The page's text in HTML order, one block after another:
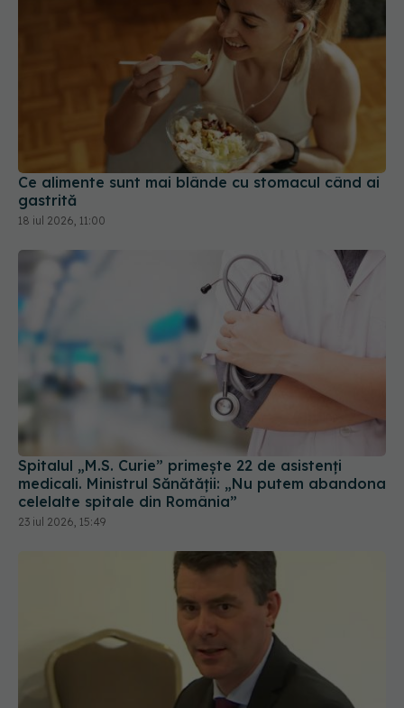
Ce alimente sunt mai blânde cu stomacul când ai
18 iul 2026, 11:00
Spitalul „M.S. Curie” primește 22 de asistenți
medicali. Ministrul Sănătății: „Nu putem abandona
celelalte spitale din România”
23 iul 2026, 15:49